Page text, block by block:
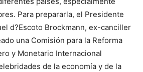
Para prepararla, el Presidente
d?Escoto Brockmann, ex-canciller
una Comisión para la Reforma
y Monetario Internacional
de la economía y de la